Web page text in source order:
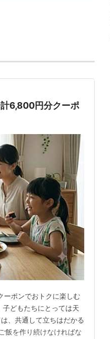
6,800円分クーポ
ポンでおトクに楽しむ
どもたちにとっては天
、共通して立ちはだかる
飯を作り続けなければな